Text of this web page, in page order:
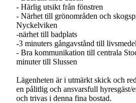
- Härlig utsikt från fönstren
- Närhet till grönområden och
Nyckelviken
-närhet till badplats
-3 minuters gångavstånd till
- Bra kommunikation till centrala
minuter till Slussen
Lägenheten är i utmärkt skick och
en pålitlig och ansvarsfull hyresgäst/
och trivas i denna fina bostad.